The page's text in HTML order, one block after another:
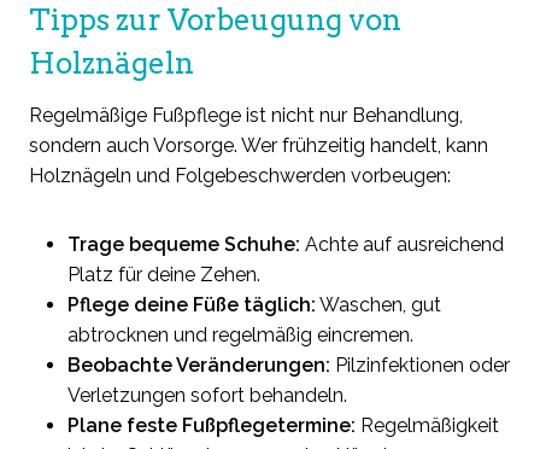
Tipps zur Vorbeugung von
Holznägeln
Regelmäßige Fußpflege ist nicht nur Behandlung,
sondern auch Vorsorge. Wer frühzeitig handelt, kann
Holznägeln und Folgebeschwerden vorbeugen:
Trage bequeme Schuhe: Achte auf ausreichend
Platz für deine Zehen.
Pflege deine Füße täglich: Waschen, gut
abtrocknen und regelmäßig eincremen.
Beobachte Veränderungen: Pilzinfektionen oder
Verletzungen sofort behandeln.
Plane feste Fußpflegetermine: Regelmäßigkeit